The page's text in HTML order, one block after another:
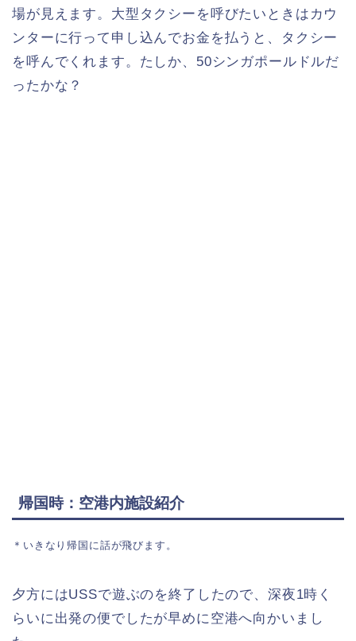
場が見えます。大型タクシーを呼びたいときはカウ
ンターに行って申し込んでお金を払うと、タクシー
を呼んでくれます。たしか、50シンガポールドルだ
ったかな？
帰国時：空港内施設紹介
＊いきなり帰国に話が飛びます。
夕方にはUSSで遊ぶのを終了したので、深夜1時く
らいに出発の便でしたが早めに空港へ向かいまし